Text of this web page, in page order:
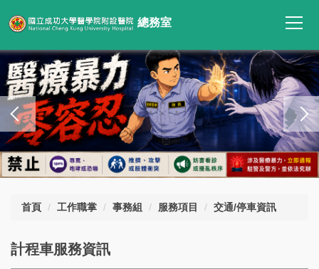
到
要
內
容
區
總務室
首頁 工作職掌 事務組 服務項目 交通/停車資訊
計程車服務資訊